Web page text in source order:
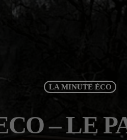
LA MINUTE ÉCO
– LE